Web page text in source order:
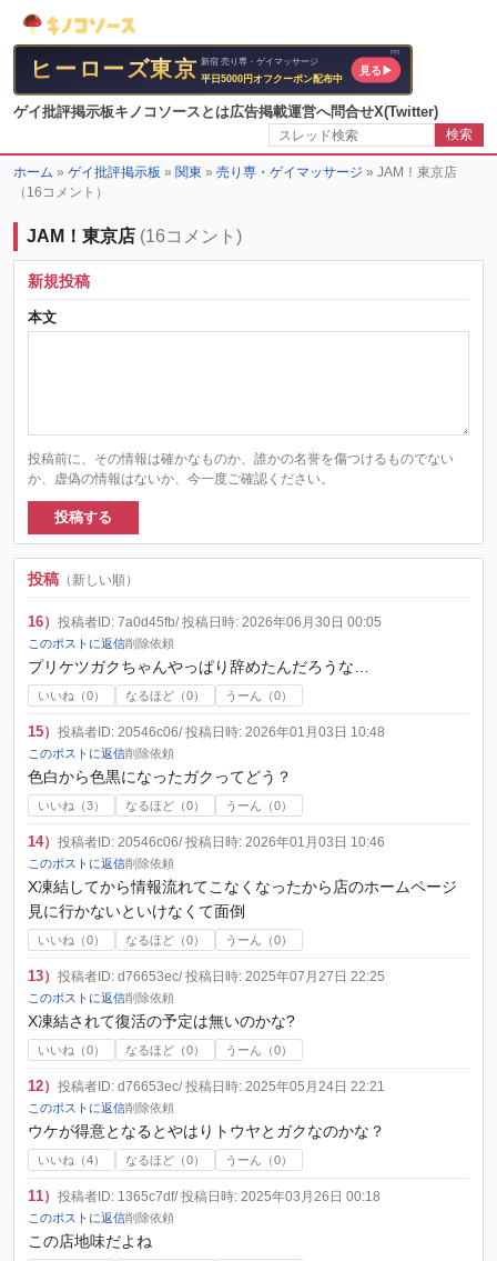
ゲイ批評掲示板キノコソースとは広告掲載運営へ問合せX(Twitter)
検索
ホーム » ゲイ批評掲示板 » 関東 » 売り専・ゲイマッサージ » JAM！東京店
（16コメント）
JAM！東京店 (16コメント)
新規投稿
本文
投稿前に、その情報は確かなものか、誰かの名誉を傷つけるものでない
か、虚偽の情報はないか、今一度ご確認ください。
投稿する
投稿 （新しい順）
16） 投稿者ID: 7a0d45fb/ 投稿日時: 2026年06月30日 00:05
このポストに返信削除依頼
プリケツガクちゃんやっぱり辞めたんだろうな…
いいね（0） なるほど（0） うーん（0）
15） 投稿者ID: 20546c06/ 投稿日時: 2026年01月03日 10:48
このポストに返信削除依頼
色白から色黒になったガクってどう？
いいね（3） なるほど（0） うーん（0）
14） 投稿者ID: 20546c06/ 投稿日時: 2026年01月03日 10:46
このポストに返信削除依頼
X凍結してから情報流れてこなくなったから店のホームページ
見に行かないといけなくて面倒
いいね（0） なるほど（0） うーん（0）
13） 投稿者ID: d76653ec/ 投稿日時: 2025年07月27日 22:25
このポストに返信削除依頼
X凍結されて復活の予定は無いのかな?
いいね（0） なるほど（0） うーん（0）
12） 投稿者ID: d76653ec/ 投稿日時: 2025年05月24日 22:21
このポストに返信削除依頼
ウケが得意となるとやはりトウヤとガクなのかな？
いいね（4） なるほど（0） うーん（0）
11） 投稿者ID: 1365c7df/ 投稿日時: 2025年03月26日 00:18
このポストに返信削除依頼
この店地味だよね